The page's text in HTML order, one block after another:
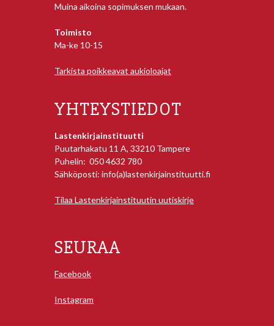
Muina aikoina sopimuksen mukaan.
Toimisto
Ma-ke 10-15
Tarkista poikkeavat aukioloajat
YHTEYSTIEDOT
Lastenkirjainstituutti
Puutarhakatu 11 A, 33210 Tampere
Puhelin: 050 4632 780
Sähköposti: info(a)lastenkirjainstituutti.fi
Tilaa Lastenkirjainstituutin uutiskirje
SEURAA
Facebook
Instagram